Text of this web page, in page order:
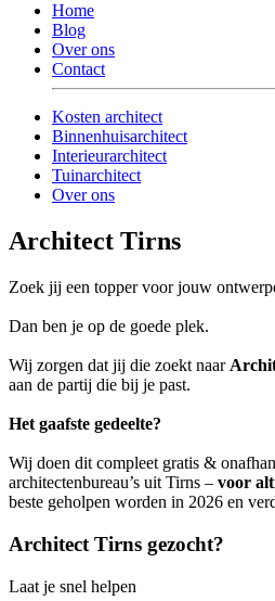
Home
Blog
Over ons
Contact
Kosten architect
Binnenhuisarchitect
Interieurarchitect
Tuinarchitect
Over ons
Architect Tirns
Zoek jij een topper voor jouw
Dan ben je op de goede plek.
Wij zorgen dat jij die zoekt naar
aan de partij die bij je past.
Het gaafste gedeelte?
Wij doen dit compleet gratis &
architectenbureau’s uit Tirns – voor
beste geholpen worden in 2026 en
Architect Tirns gezocht?
Laat je snel helpen